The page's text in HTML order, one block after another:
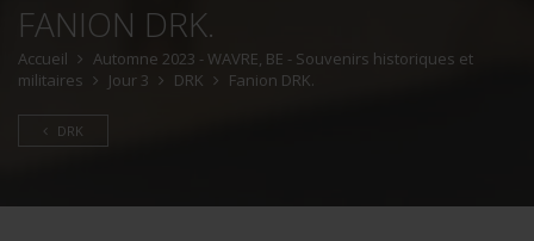
FANION DRK.
Accueil
Automne 2023 - WAVRE, BE - Souvenirs historiques et
militaires
Jour 3 DRK Fanion DRK.
DRK